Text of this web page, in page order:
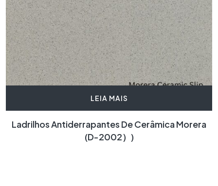
LEIA MAIS
Ladrilhos Antiderrapantes De Cerâmica Morera
(D-2002）)